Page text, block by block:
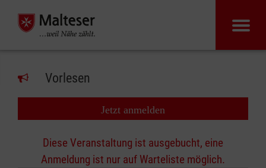
Vorlesen
Jetzt anmelden
Diese Veranstaltung ist ausgebucht, eine
Anmeldung ist nur auf Warteliste möglich.